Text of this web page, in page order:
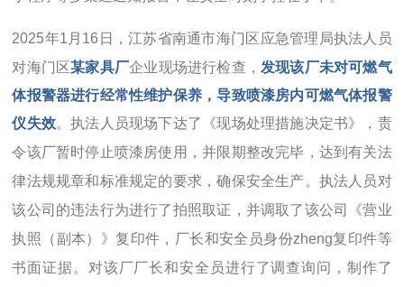
2025年1月16日，江苏省南通市海门区应急管理局执法人员
对海门区某家具厂企业现场进行检查， 发现该厂未对可燃气
体报警器进行经常性维护保养，导致喷漆房内可燃气体报警
仪失效。执法人员现场下达了《现场处理措施决定书》，责
令该厂暂时停止喷漆房使用，并限期整改完毕，达到有关法
律法规规章和标准规定的要求，确保安全生产。执法人员对
该公司的违法行为进行了拍照取证，并调取了该公司《营业
执照（副本）》复印件，厂长和安全员身份zheng复印件等
书面证据。对该厂厂长和安全员进行了调查询问，制作了